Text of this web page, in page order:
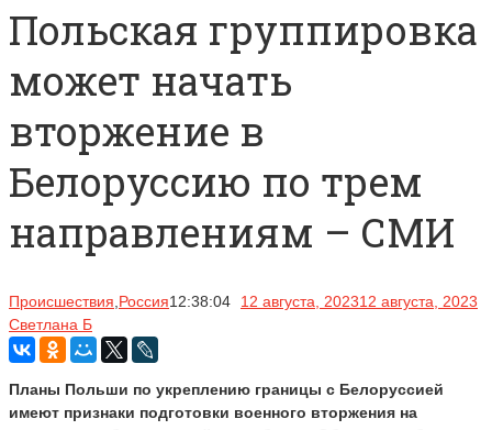
Польская группировка
может начать
вторжение в
Белоруссию по трем
направлениям – СМИ
Происшествия Россия12:38:04 12 августа, 202312 августа, 2023
Светлана Б
Планы Польши по укреплению границы с Белоруссией
имеют признаки подготовки военного вторжения на